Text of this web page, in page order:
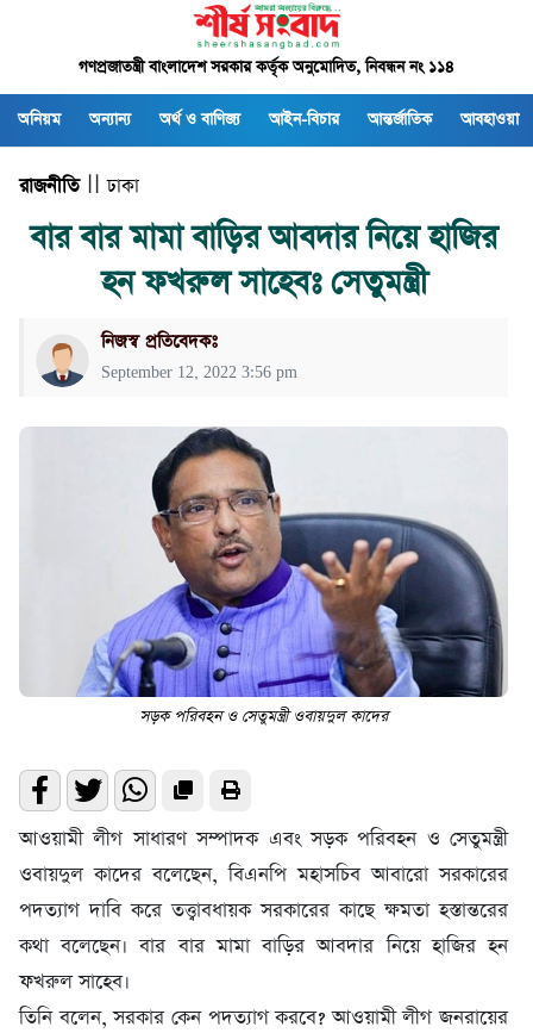
গণপ্রজাতন্ত্রী বাংলাদেশ সরকার কর্তৃক অনুমোদিত, নিবন্ধন নং ১১৪
অনিয়ম অন্যান্য অর্থ ও বাণিজ্য আইন-বিচার আন্তর্জাতিক আবহাওয়া
রাজনীতি| |ঢাকা
বার বার মামা বাড়ির আবদার নিয়ে হাজির
হন ফখরুল সাহেবঃ সেতুমন্ত্রী
নিজস্ব প্রতিবেদকঃ
September 12, 2022 3:56 pm
সড়ক পরিবহন ও সেতুমন্ত্রী ওবায়দুল কাদের
আওয়ামী লীগ সাধারণ সম্পাদক এবং সড়ক পরিবহন ও সেতুমন্ত্রী
ওবায়দুল কাদের বলেছেন, বিএনপি মহাসচিব আবারো সরকারের
পদত্যাগ দাবি করে তত্ত্বাবধায়ক সরকারের কাছে ক্ষমতা হস্তান্তরের
কথা বলেছেন। বার বার মামা বাড়ির আবদার নিয়ে হাজির হন
ফখরুল সাহেব।
তিনি বলেন, সরকার কেন পদত্যাগ করবে? আওয়ামী লীগ জনরায়ের